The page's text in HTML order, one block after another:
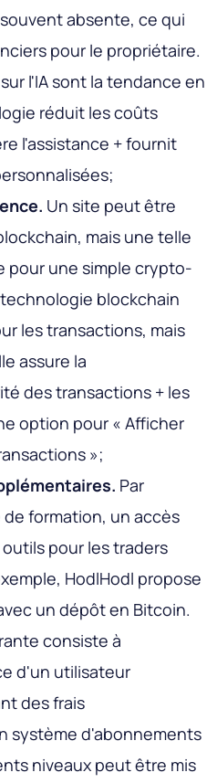
absente, ce qui
pour le propriétaire.
l'IA sont la tendance en
réduit les coûts
l'assistance + fournit
Un site peut être
mais une telle
pour une simple crypto-
blockchain
les transactions, mais
assure la
des transactions + les
option pour « Afficher
»;
Par
formation, un accès
pour les traders
HodlHodl propose
un dépôt en Bitcoin.
consiste à
d'un utilisateur
des frais
système d'abonnements
niveaux peut être mis